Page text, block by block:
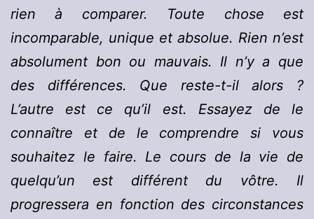
rien à comparer. Toute chose est
incomparable, unique et absolue. Rien n’est
absolument bon ou mauvais. Il n’y a que
des différences. Que reste-t-il alors ?
L’autre est ce qu’il est. Essayez de le
connaître et de le comprendre si vous
souhaitez le faire. Le cours de la vie de
quelqu’un est différent du vôtre. Il
progressera en fonction des circonstances